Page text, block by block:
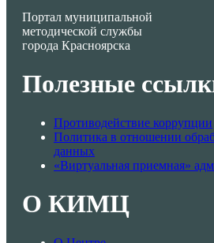
Портал муниципальной
методической службы
города Красноярска
Полезные
Противодействие коррупции
Политика в отношении
данных
«Виртуальная приемная»
О КИМЦ